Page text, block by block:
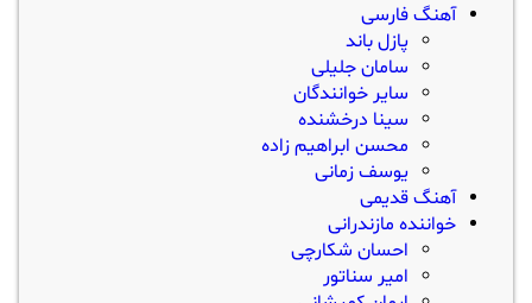
آهنگ فارسی
پازل باند
سامان جلیلی
سایر خوانندگان
سینا درخشنده
محسن ابراهیم زاده
یوسف زمانی
آهنگ قدیمی
خواننده مازندرانی
احسان شکارچی
امیر سناتور